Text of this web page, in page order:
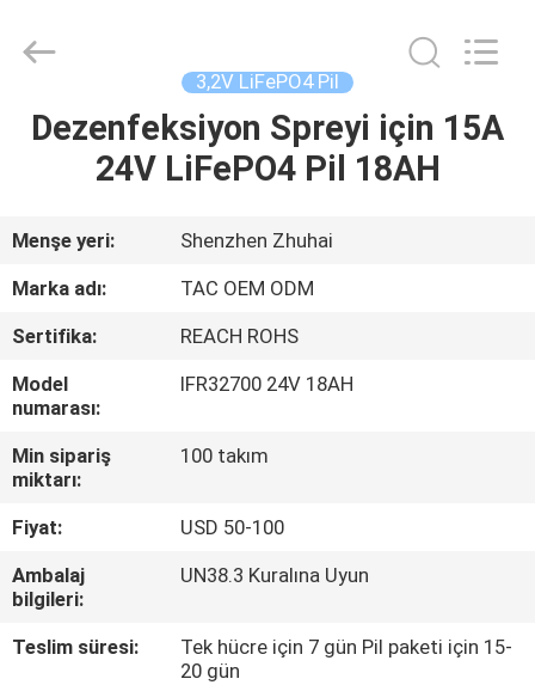
EV
S
VİDEOLAR
HAKKIMIZDA
FABRIKA
TURU
KALITE
KONTROL
Energy
Technology
Reserved.
3,2V LiFePO4 Pil
Dezenfeksiyon Spreyi için 15A
24V LiFePO4 Pil 18AH
Menşe yeri:
Shenzhen Zhuhai
Marka adı:
TAC OEM ODM
Sertifika:
REACH ROHS
Model
numarası:
IFR32700 24V 18AH
Min sipariş
miktarı:
100 takım
Fiyat:
USD 50-100
Ambalaj
bilgileri:
UN38.3 Kuralına Uyun
Teslim süresi:
Tek hücre için 7 gün Pil paketi için 15-
20 gün